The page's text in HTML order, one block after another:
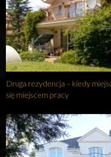
Druga rezydencja – kiedy
się miejscem pracy